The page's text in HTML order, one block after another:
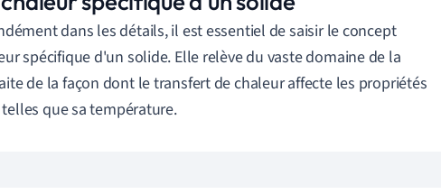
dans les détails, il est essentiel de saisir le concept
spécifique d'un solide. Elle relève du vaste domaine de la
de la façon dont le transfert de chaleur affecte les propriétés
que sa température.